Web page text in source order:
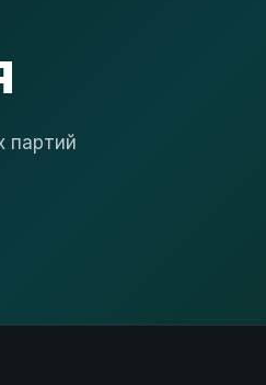
партий